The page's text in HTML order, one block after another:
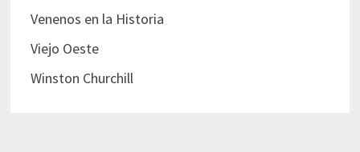
Venenos en la Historia
Viejo Oeste
Winston Churchill